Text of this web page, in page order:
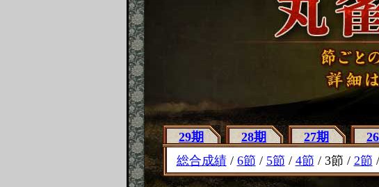
29期 28期 27期
総合成績/ 6節 / 5節 / 4節 / 3節 / 2節 /